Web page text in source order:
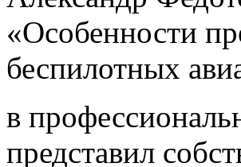
«Особенности
беспилотных
в
представил